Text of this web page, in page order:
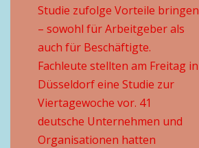
Studie zufolge Vorteile bringen
– sowohl für Arbeitgeber als
auch für Beschäftigte.
Fachleute stellten am Freitag in
Düsseldorf eine Studie zur
Viertagewoche vor. 41
deutsche Unternehmen und
Organisationen hatten